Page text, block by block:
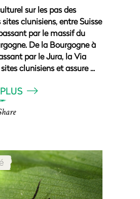
sur les pas des
clunisiens, entre Suisse
par le massif du
De la Bourgogne à
par le Jura, la Via
clunisiens et assure